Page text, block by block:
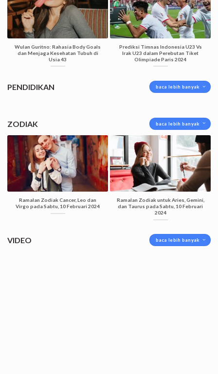
Wulan Guritno: Rahasia Body Goals
dan Menjaga Kesehatan Tubuh di
Usia 43
Prediksi Timnas Indonesia U23 Vs
Irak U23 dalam Perebutan Tiket
Olimpiade Paris 2024
PENDIDIKAN baca lebih banyak
ZODIAK baca lebih banyak
Ramalan Zodiak Cancer, Leo dan
Virgo pada Sabtu, 10 Februari 2024
Ramalan Zodiak untuk Aries, Gemini,
dan Taurus pada Sabtu, 10 Februari
2024
VIDEO baca lebih banyak